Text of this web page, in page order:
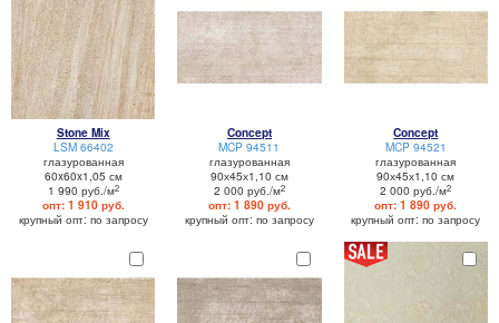
Stone Mix
LSM 66402
глазурованная
60x60x1,05 см
1 990 руб./м2
опт: 1 910 руб.
крупный опт: по запросу
Concept
MCP 94511
глазурованная
90х45х1,10 см
2 000 руб./м2
опт: 1 890 руб.
крупный опт: по запросу
Concept
MCP 94521
глазурованная
90х45х1,10 см
2 000 руб./м2
опт: 1 890 руб.
крупный опт: по запросу